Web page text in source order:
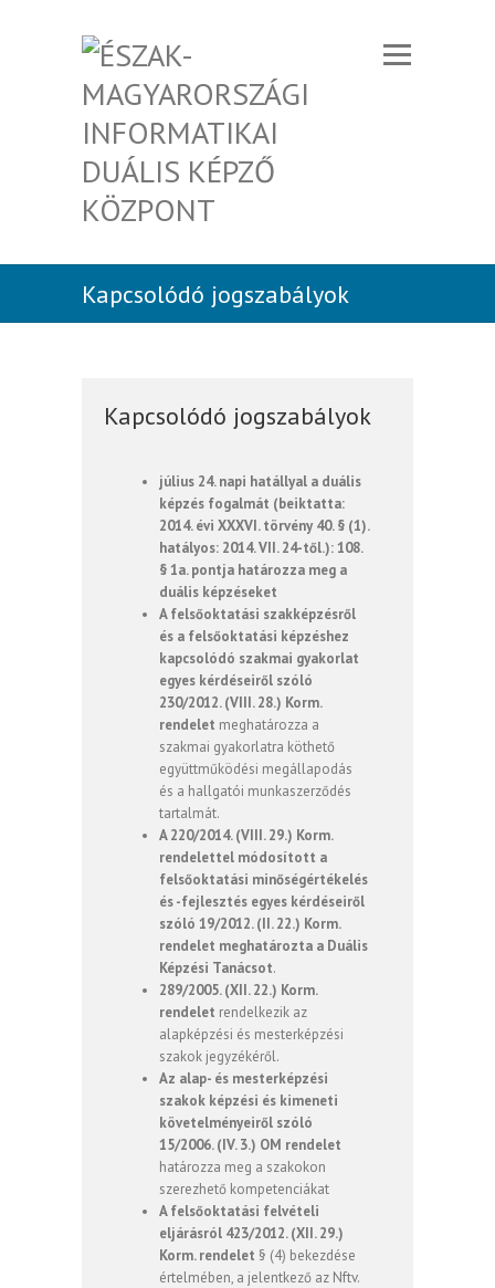
Kapcsolódó jogszabályok
Kapcsolódó jogszabályok
július 24. napi hatállyal a duális
képzés fogalmát (beiktatta:
2014. évi XXXVI. törvény 40. § (1).
hatályos: 2014. VII. 24-től.): 108.
§ 1a. pontja határozza meg a
duális képzéseket
A felsőoktatási szakképzésről
és a felsőoktatási képzéshez
kapcsolódó szakmai gyakorlat
egyes kérdéseiről szóló
230/2012. (VIII. 28.) Korm.
rendelet meghatározza a
szakmai gyakorlatra köthető
együttműködési megállapodás
és a hallgatói munkaszerződés
tartalmát.
A 220/2014. (VIII. 29.) Korm.
rendelettel módosított a
felsőoktatási minőségértékelés
és -fejlesztés egyes kérdéseiről
szóló 19/2012. (II. 22.) Korm.
rendelet meghatározta a Duális
Képzési Tanácsot.
289/2005. (XII. 22.) Korm.
rendelet rendelkezik az
alapképzési és mesterképzési
szakok jegyzékéről.
Az alap- és mesterképzési
szakok képzési és kimeneti
követelményeiről szóló
15/2006. (IV. 3.) OM rendelet
határozza meg a szakokon
szerezhető kompetenciákat
A felsőoktatási felvételi
eljárásról 423/2012. (XII. 29.)
Korm. rendelet § (4) bekezdése
értelmében, a jelentkező az Nftv.